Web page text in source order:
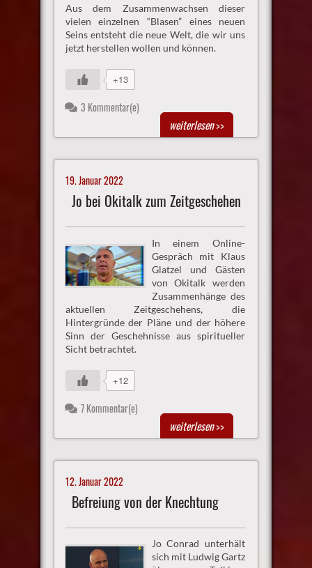
Aus dem Zusammenwachsen dieser
vielen einzelnen “Blasen” eines neuen
Seins entsteht die neue Welt, die wir uns
jetzt herstellen wollen und können.
+13
3 Kommentar(e)
weiterlesen>>
19. Januar 2022
Jo bei Okitalk zum Zeitgeschehen
In einem Online-
Gespräch mit Klaus
Glatzel und Gästen
von Okitalk werden
Zusammenhänge des
aktuellen Zeitgeschehens, die
Hintergründe der Pläne und der höhere
Sinn der Geschehnisse aus spiritueller
Sicht betrachtet.
+12
7 Kommentar(e)
weiterlesen>>
12. Januar 2022
Befreiung von der Knechtung
Jo Conrad unterhält
sich mit Ludwig Gartz